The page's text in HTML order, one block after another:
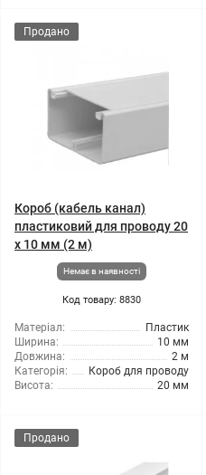
Продано
Короб (кабель канал)
пластиковий для проводу 20
х 10 мм (2 м)
Немає в наявності
Код товару: 8830
Матеріал:
Пластик
Ширина:
10 мм
Довжина:
2 м
Категорія:
Короб для проводу
Висота:
20 мм
Продано